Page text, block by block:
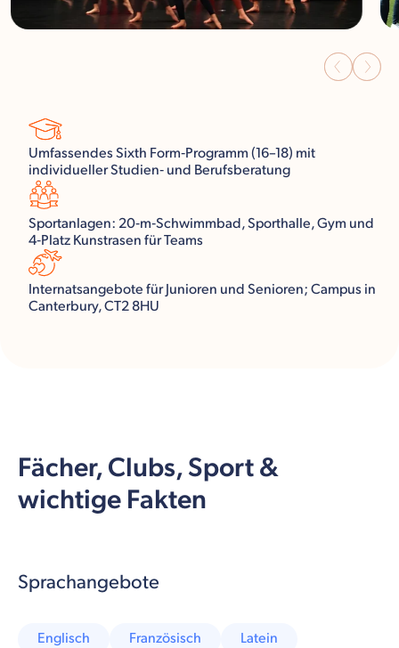
Umfassendes Sixth Form‑Programm (16–18) mit
individueller Studien‑ und Berufsberatung
Sportanlagen: 20‑m‑Schwimmbad, Sporthalle, Gym und
4‑Platz Kunstrasen für Teams
Internatsangebote für Junioren und Senioren; Campus in
Canterbury, CT2 8HU
Fächer, Clubs, Sport &
wichtige Fakten
Sprachangebote
Englisch Französisch
Latein